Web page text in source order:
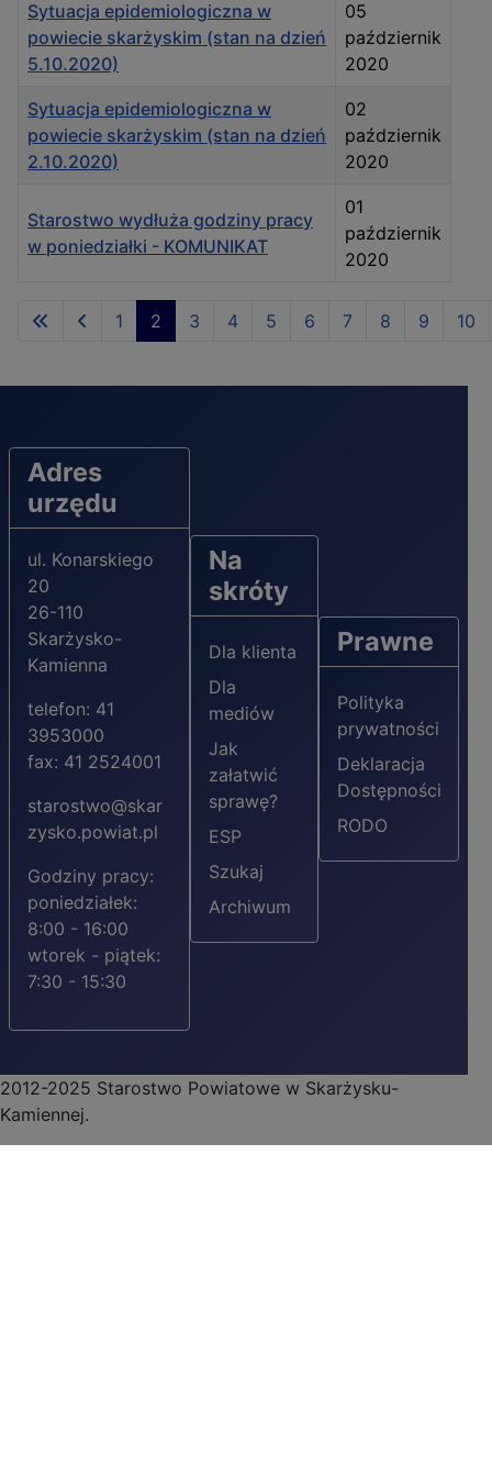
Sytuacja epidemiologiczna w
powiecie skarżyskim (stan na dzień
5.10.2020)
05
październik
2020
Sytuacja epidemiologiczna w
powiecie skarżyskim (stan na dzień
2.10.2020)
02
październik
2020
Starostwo wydłuża godziny pracy
w poniedziałki - KOMUNIKAT
01
październik
2020
Strona 2 z 11
1 2 3 4 5 6 7 8 9 10
Adres
urzędu
ul. Konarskiego
20
26-110
Skarżysko-
Kamienna
telefon: 41
3953000
fax: 41 2524001
starostwo@skar
zysko.powiat.pl
Godziny pracy:
poniedziałek:
8:00 - 16:00
wtorek - piątek:
7:30 - 15:30
Na
skróty
Dla klienta
Dla
mediów
Jak
załatwić
sprawę?
ESP
Szukaj
Archiwum
Prawne
Polityka
prywatności
Deklaracja
Dostępności
RODO
2012-2025 Starostwo Powiatowe w Skarżysku-
Kamiennej.